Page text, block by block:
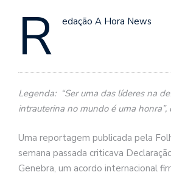
R edação A Hora News
Legenda: “Ser uma das líderes na
intrauterina no mundo é uma honra”,
Uma reportagem publicada pela
semana passada criticava
Genebra, um acordo internacional